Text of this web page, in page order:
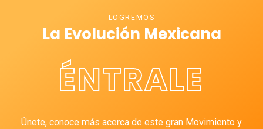
LOGREMOS
La Evolución Mexicana
ÉNTRALE
Únete, conoce más acerca de este gran Movimiento y